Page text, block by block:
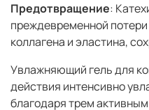
Предотвращение:
преждевременной
коллагена и эластина,
Увлажняющий гель для
действия интенсивно
благодаря трем